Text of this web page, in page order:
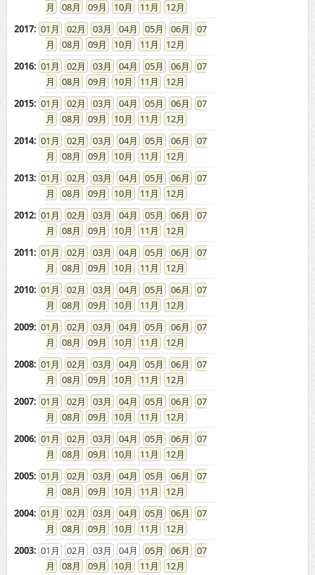
08
09 10 11
12
2017: 01 02 03 04 05 06
07
08
09 10 11
12
2016: 01 02 03 04 05 06
07
08
09 10 11
12
2015: 01 02 03 04 05 06
07
08
09 10 11
12
2014: 01 02 03 04 05 06
07
08
09 10 11
12
2013: 01 02 03 04 05 06
07
08
09 10 11
12
2012: 01 02 03 04 05 06
07
08
09 10 11
12
2011: 01 02 03 04 05 06
07
08
09 10 11
12
2010: 01 02 03 04 05 06
07
08
09 10 11
12
2009: 01 02 03 04 05 06
07
08
09 10 11
12
2008: 01 02 03 04 05 06
07
08
09 10 11
12
2007: 01 02 03 04 05 06
07
08
09 10 11
12
2006: 01 02 03 04 05 06
07
08
09 10 11
12
2005: 01 02 03 04 05 06
07
08
09 10 11
12
2004: 01 02 03 04 05 06
07
08
09 10 11
12
2003: 01 02 03 04 05 06
07
08
09 10 11 12